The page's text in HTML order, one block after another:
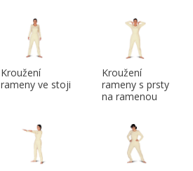
Kroužení
rameny ve stoji
Kroužení
rameny s prsty
na ramenou